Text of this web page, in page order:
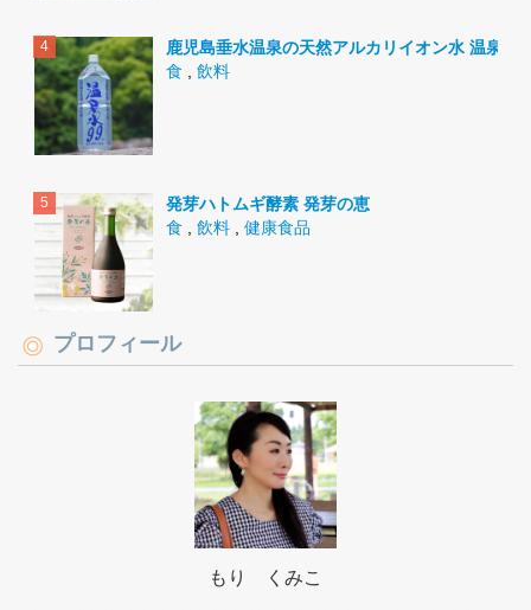
鹿児島垂水温泉の天然アルカリイオン水 温泉水
食
飲料
発芽ハトムギ酵素 発芽の恵
食
飲料 健康食品
プロフィール
もり くみこ